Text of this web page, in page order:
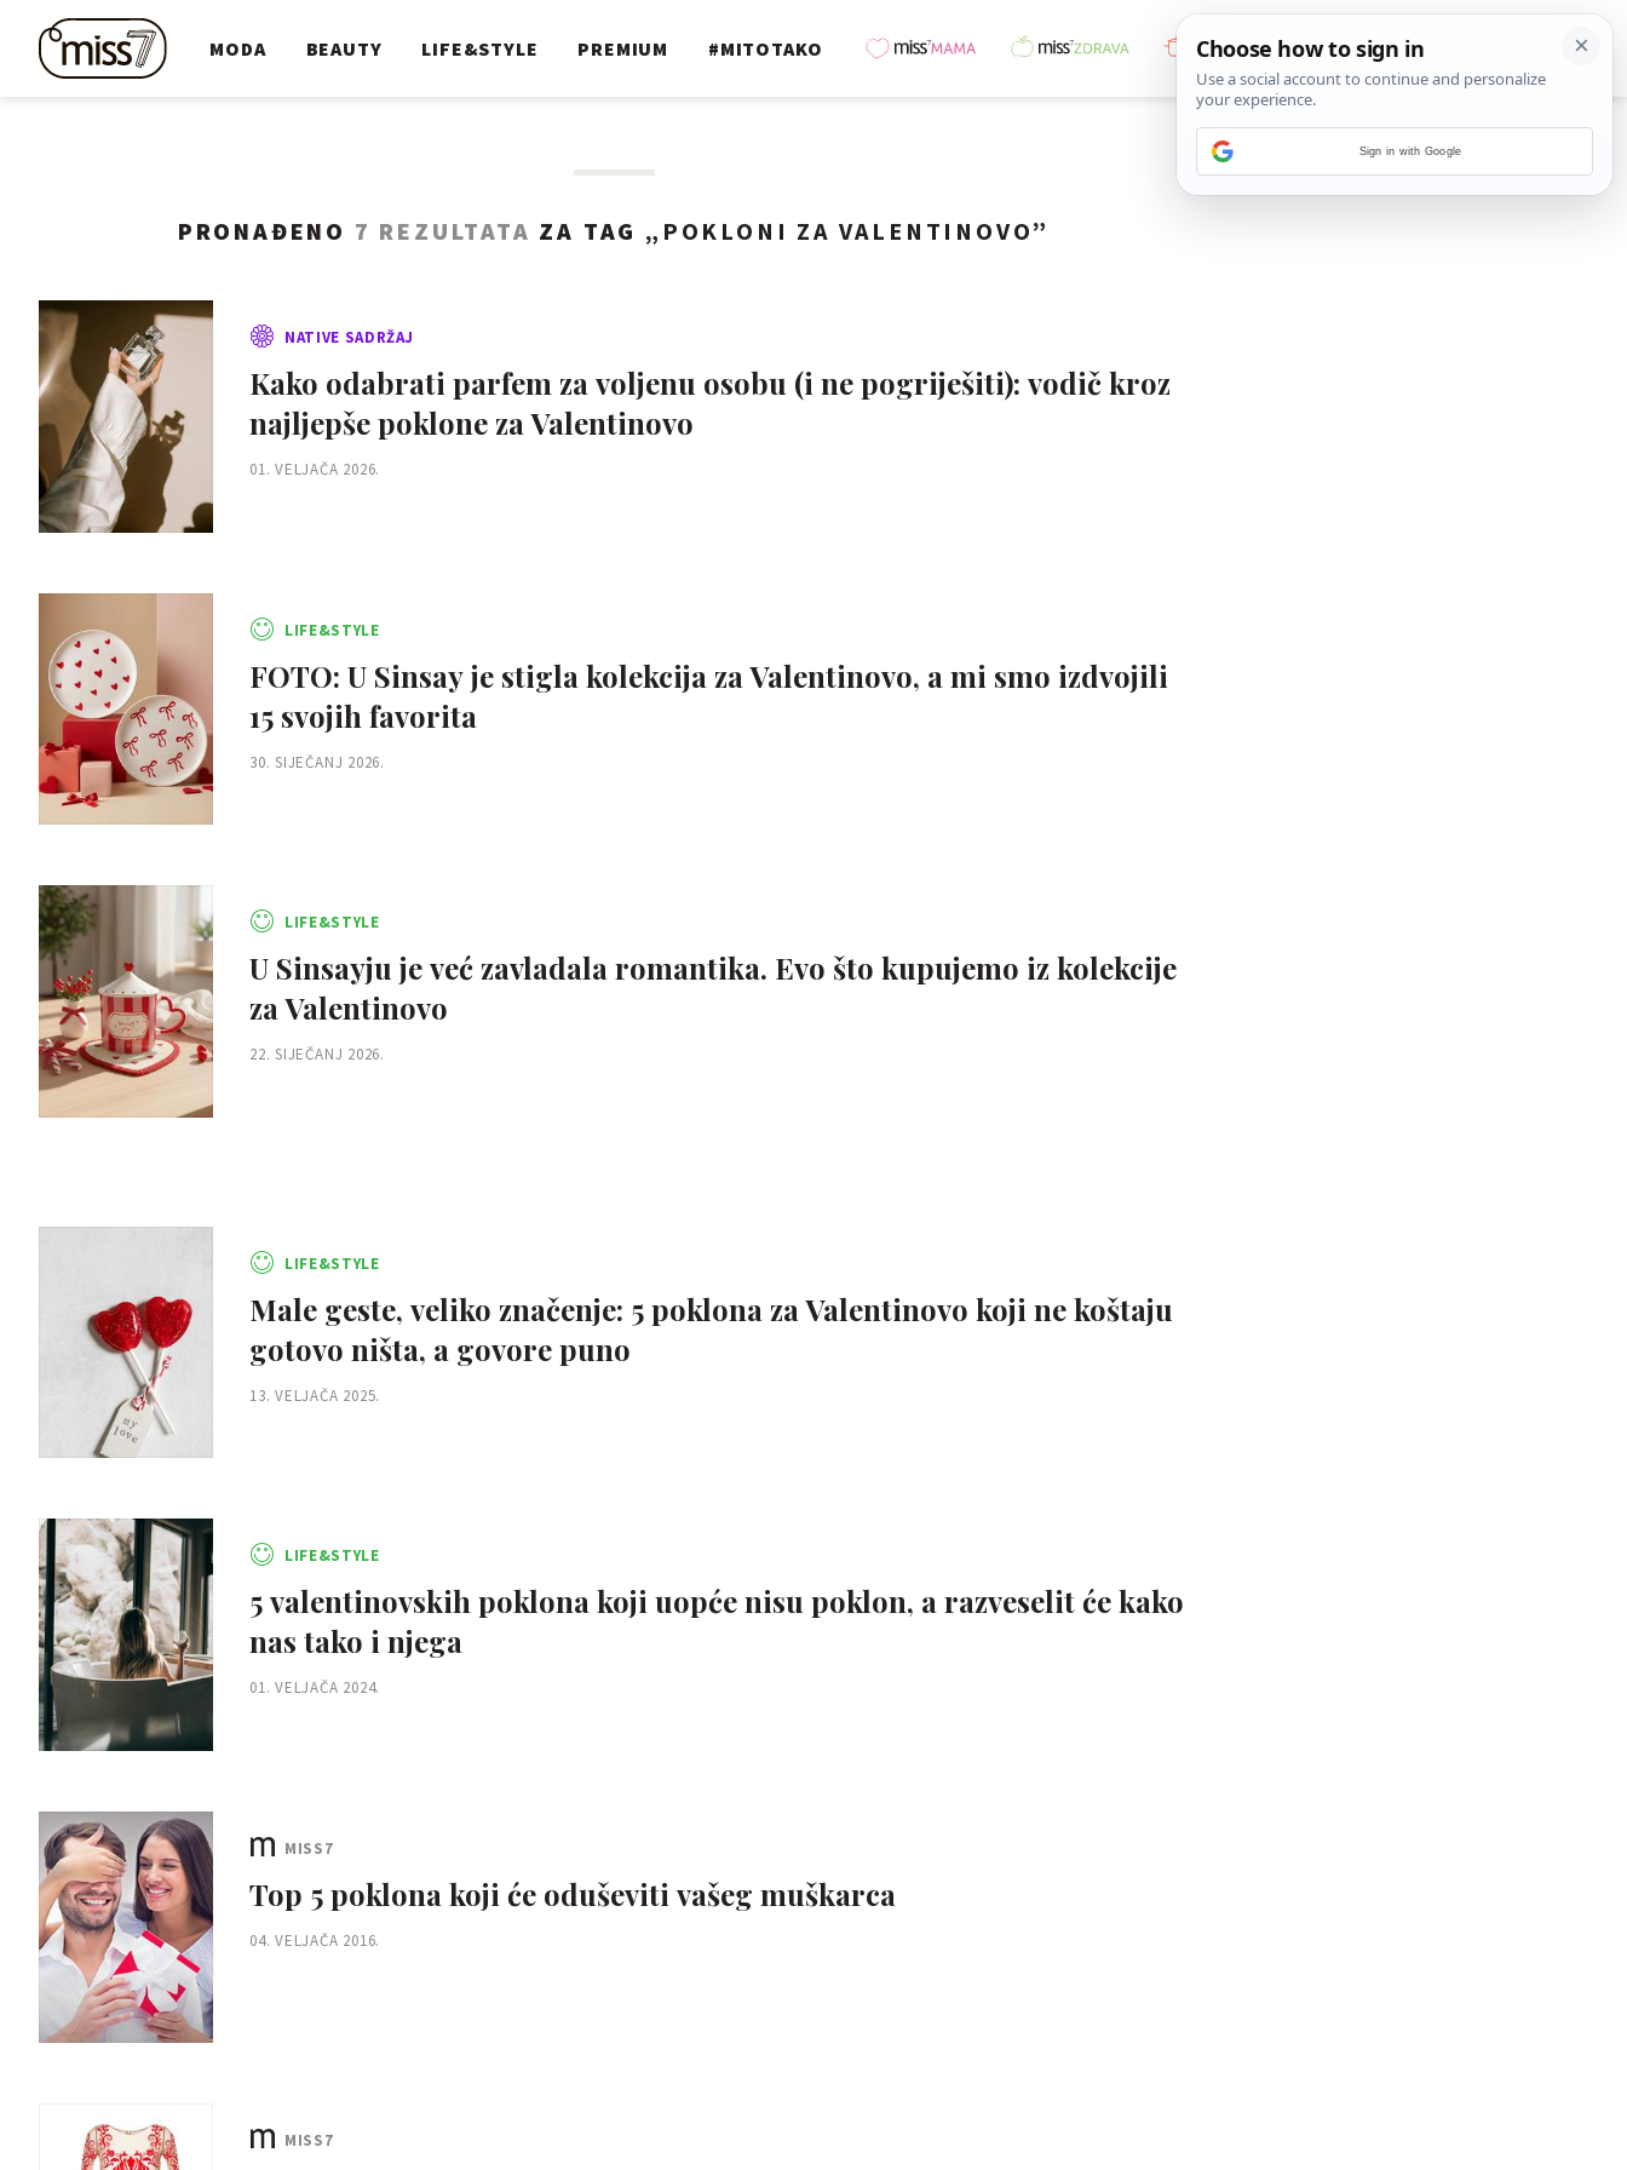
MODA BEAUTY LIFE&STYLE PREMIUM #MITOTAKO
PRONAĐENO 7 REZULTATA ZA TAG „ POKLONI ZA VALENTINOVO”
NATIVE SADRŽAJ
Kako odabrati parfem za voljenu osobu (i ne pogriješiti): vodič kroz
najljepše poklone za Valentinovo
01. VELJAČA 2026.
LIFE&STYLE
FOTO: U Sinsay je stigla kolekcija za Valentinovo, a mi smo izdvojili
15 svojih favorita
30. SIJEČANJ 2026.
LIFE&STYLE
U Sinsayju je već zavladala romantika. Evo što kupujemo iz kolekcije
za Valentinovo
22. SIJEČANJ 2026.
LIFE&STYLE
Male geste, veliko značenje: 5 poklona za Valentinovo koji ne koštaju
gotovo ništa, a govore puno
13. VELJAČA 2025.
LIFE&STYLE
5 valentinovskih poklona koji uopće nisu poklon, a razveselit će kako
nas tako i njega
01. VELJAČA 2024.
MISS7
Top 5 poklona koji će oduševiti vašeg muškarca
04. VELJAČA 2016.
MISS7
Sign in with Google